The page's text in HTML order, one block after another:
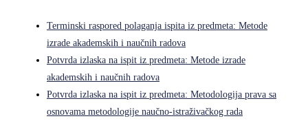
Terminski raspored polaganja ispita iz predmeta: Metode
izrade akademskih i naučnih radova
Potvrda izlaska na ispit iz predmeta: Metode izrade
akademskih i naučnih radova
Potvrda izlaska na ispit iz predmeta: Metodologija prava sa
osnovama metodologije naučno-istraživačkog rada